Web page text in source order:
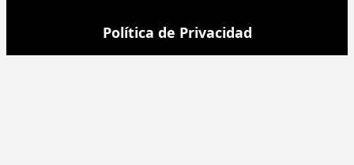
Política de Privacidad